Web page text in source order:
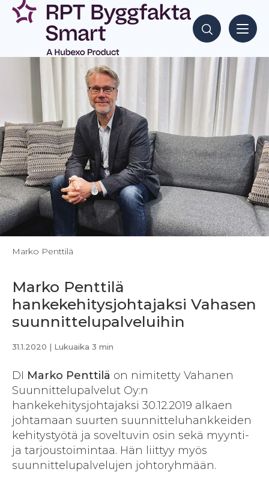
Siirry
sisältöön
Hae sisältöjä
Marko Penttilä
Marko Penttilä
hankekehitysjohtajaksi Vahasen
suunnittelupalveluihin
31.1.2020 | Lukuaika 3 min
DI Marko Penttilä on nimitetty Vahanen
Suunnittelupalvelut Oy:n
hankekehitysjohtajaksi 30.12.2019 alkaen
johtamaan suurten suunnitteluhankkeiden
kehitystyötä ja soveltuvin osin sekä myynti-
ja tarjoustoimintaa. Hän liittyy myös
suunnittelupalvelujen johtoryhmään.